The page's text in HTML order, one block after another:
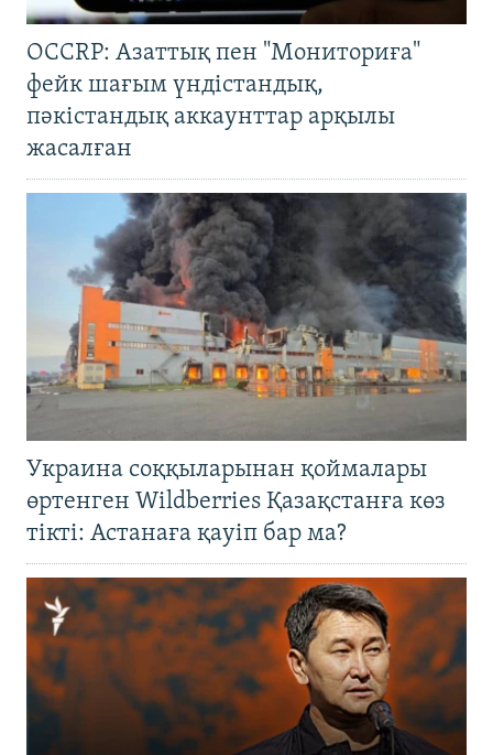
OCCRP: Азаттық пен "Мониториға"
фейк шағым үндістандық,
пәкістандық аккаунттар арқылы
жасалған
Украина соққыларынан қоймалары
өртенген Wildberries Қазақстанға көз
тікті: Астанаға қауіп бар ма?